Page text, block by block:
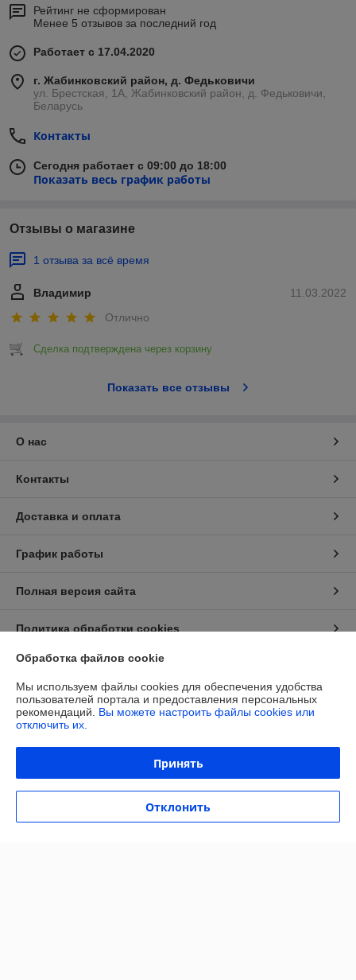
Рейтинг не сформирован
Менее 5 отзывов за последний год
Работает с 17.04.2020
г. Жабинковский район, д. Федьковичи
ул. Брестская, 1А, Жабинковский район, д. Федьковичи,
Беларусь
Контакты
Сегодня работает с 09:00 до 18:00
Показать весь график работы
Отзывы о магазине
1 отзыва за всё время
11.03.2022
Владимир
Отлично
Сделка подтверждена через корзину
Показать все отзывы
О нас
Контакты
Доставка и оплата
График работы
Полная версия сайта
Политика обработки cookies
Сайт создан на платформе Deal.by
ОТВЕТСТВЕННОСТЬЮ «МАЙАКС»
225103, Брестская обл., Жабинковский р-н, д. Федьковичи, ул.
Обработка файлов cookie
Мы используем файлы cookies для обеспечения удобства
пользователей портала и предоставления персональных
рекомендаций. Вы можете настроить файлы cookies или
отключить их.
Принять
Отклонить